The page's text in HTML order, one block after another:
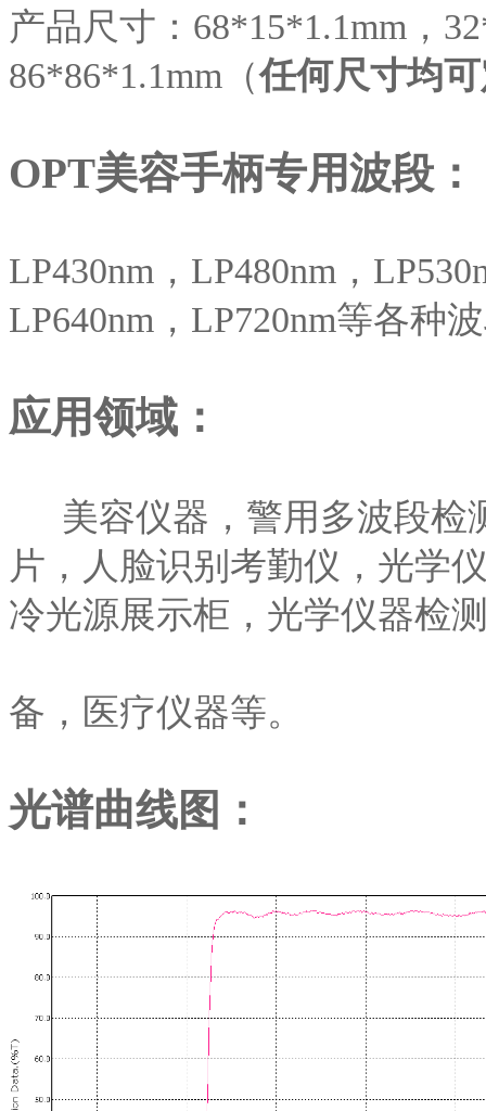
产品尺寸：68*15*1.1mm，
86*86*1.1mm（任何尺寸均
OPT美容手柄专用波段：
LP430nm，LP480nm，
LP640nm，LP720nm等各种
应用领域：
美容仪器，警用多波段检
片，人脸识别考勤仪，光学
冷光源展示柜，光学仪器检
备，医疗仪器等。
光谱曲线图：